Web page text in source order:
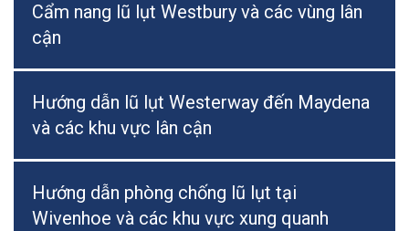
Cẩm nang lũ lụt Westbury và các vùng lân
cận
Hướng dẫn lũ lụt Westerway đến Maydena
và các khu vực lân cận
Hướng dẫn phòng chống lũ lụt tại
Wivenhoe và các khu vực xung quanh